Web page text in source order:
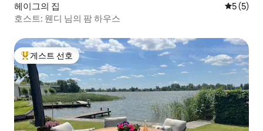
헤이그의 집 평점 5점
5 (5)
호스트: 웬디 님의 팜 하우스
상위 게스트 선호
게스트 선호